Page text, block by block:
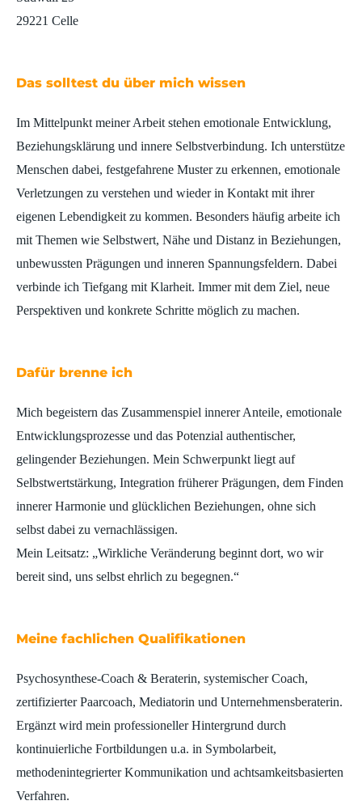
29221 Celle
Das solltest du über mich wissen
Im Mittelpunkt meiner Arbeit stehen emotionale Entwicklung,
Beziehungsklärung und innere Selbstverbindung. Ich unterstütze
Menschen dabei, festgefahrene Muster zu erkennen, emotionale
Verletzungen zu verstehen und wieder in Kontakt mit ihrer
eigenen Lebendigkeit zu kommen. Besonders häufig arbeite ich
mit Themen wie Selbstwert, Nähe und Distanz in Beziehungen,
unbewussten Prägungen und inneren Spannungsfeldern. Dabei
verbinde ich Tiefgang mit Klarheit. Immer mit dem Ziel, neue
Perspektiven und konkrete Schritte möglich zu machen.
Dafür brenne ich
Mich begeistern das Zusammenspiel innerer Anteile, emotionale
Entwicklungsprozesse und das Potenzial authentischer,
gelingender Beziehungen. Mein Schwerpunkt liegt auf
Selbstwertstärkung, Integration früherer Prägungen, dem Finden
innerer Harmonie und glücklichen Beziehungen, ohne sich
selbst dabei zu vernachlässigen.
Mein Leitsatz: „Wirkliche Veränderung beginnt dort, wo wir
bereit sind, uns selbst ehrlich zu begegnen.“
Meine fachlichen Qualifikationen
Psychosynthese-Coach & Beraterin, systemischer Coach,
zertifizierter Paarcoach, Mediatorin und Unternehmensberaterin.
Ergänzt wird mein professioneller Hintergrund durch
kontinuierliche Fortbildungen u.a. in Symbolarbeit,
methodenintegrierter Kommunikation und achtsamkeitsbasierten
Verfahren.